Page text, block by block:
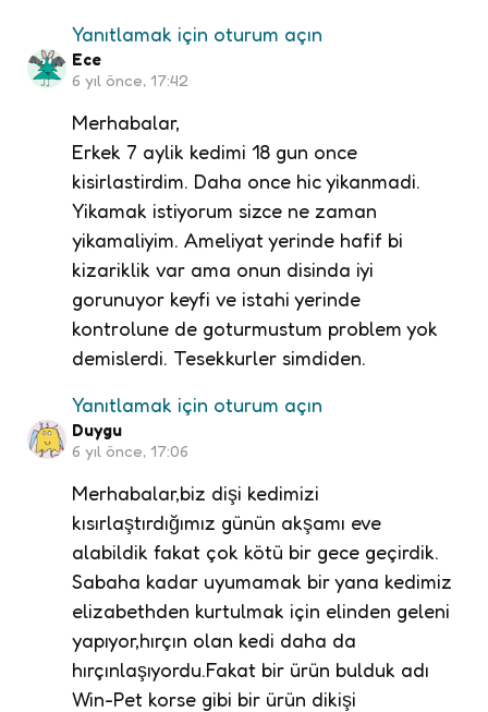
Yanıtlamak için oturum açın
Ece
6 yıl önce, 17:42
Merhabalar,
Erkek 7 aylik kedimi 18 gun once
kisirlastirdim. Daha once hic yikanmadi.
Yikamak istiyorum sizce ne zaman
yikamaliyim. Ameliyat yerinde hafif bi
kizariklik var ama onun disinda iyi
gorunuyor keyfi ve istahi yerinde
kontrolune de goturmustum problem yok
demislerdi. Tesekkurler simdiden.
Yanıtlamak için oturum açın
Duygu
6 yıl önce, 17:06
Merhabalar,biz dişi kedimizi
kısırlaştırdığımız günün akşamı eve
alabildik fakat çok kötü bir gece geçirdik.
Sabaha kadar uyumamak bir yana kedimiz
elizabethden kurtulmak için elinden geleni
yapıyor,hırçın olan kedi daha da
hırçınlaşıyordu.Fakat bir ürün bulduk adı
Win-Pet korse gibi bir ürün dikişi